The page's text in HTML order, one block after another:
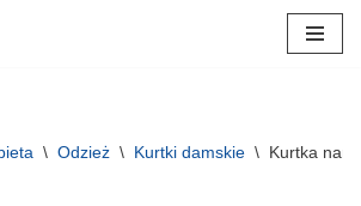
\ Odzież \ Kurtki damskie \ Kurtka